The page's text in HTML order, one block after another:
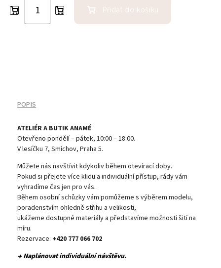
Přidat do košíku
POPIS
ATELIÉR A BUTIK ANAMÉ
Otevřeno pondělí – pátek, 10:00 – 18:00.
V lesíčku 7, Smíchov, Praha 5.
Můžete nás navštívit kdykoliv během otevírací doby.
Pokud si přejete více klidu a individuální přístup, rády vám
vyhradíme čas jen pro vás.
Během osobní schůzky vám pomůžeme s výběrem modelu,
poradenstvím ohledně střihu a velikosti,
ukážeme dostupné materiály a představíme možnosti šití na
míru.
Rezervace: +420 777 066 702
→ Naplánovat individuální návštěvu.